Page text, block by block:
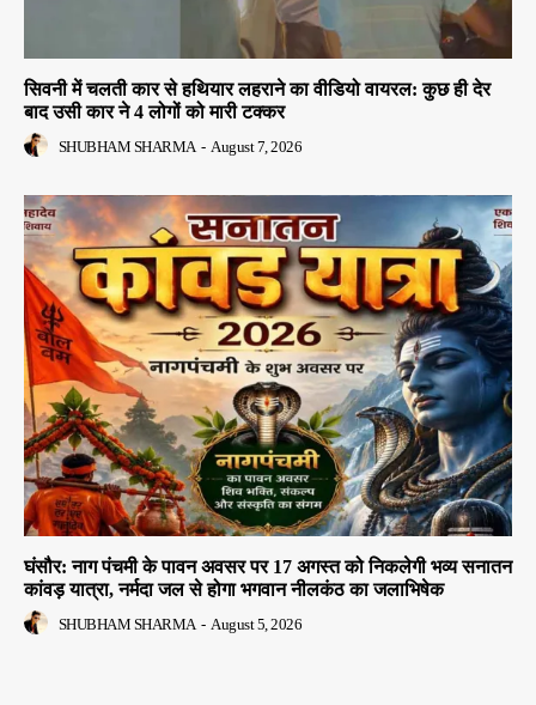
सिवनी में चलती कार से हथियार लहराने का वीडियो वायरल: कुछ ही देर
बाद उसी कार ने 4 लोगों को मारी टक्कर
SHUBHAM SHARMA - August 7, 2026
घंसौर: नाग पंचमी के पावन अवसर पर 17 अगस्त को निकलेगी भव्य सनातन
कांवड़ यात्रा, नर्मदा जल से होगा भगवान नीलकंठ का जलाभिषेक
SHUBHAM SHARMA - August 5, 2026